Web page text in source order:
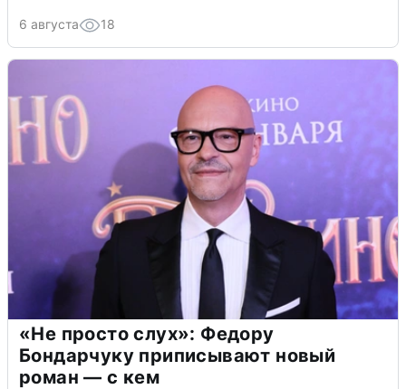
6 августа 18
«Не просто слух»: Федору
Бондарчуку приписывают новый
роман — с кем